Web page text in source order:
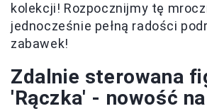
kolekcji! Rozpocznijmy tę
jednocześnie pełną radości
zabawek!
Zdalnie sterowana
'Rączka' - nowość